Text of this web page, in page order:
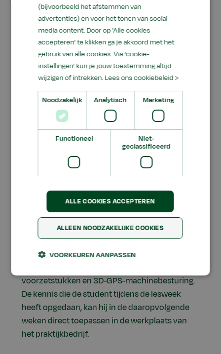
Lesweken
Tijdens de opleiding werkt de student ook bij
een praktijkbedrijf. Dit is meestal een dealer en
onderhoudsbedrijf van grondverzetmachines.
De student mag ook werkzaam zijn bij een
landbouwmechanisatiebedrijf die ook
grondverzetmachines en verreikers verkoopt.
Om de vijf weken, zo’n acht keer per jaar, komen
de studenten voor een lesweek naar Ede (Gld.).
Tijdens zo’n lesweek leren de studenten alles
over de techniek van onder meer shovels,
graafmachines en verreikers. Zo krijgen ze les
over (diesel)motoren, hydrauliek, elektronica,
maar ook over rupsonderstellen. Daarnaast
leren ze alle details over alternatieve
voorzetstukken en 3D-GPS-machinebesturing.
De kennis die de student tijdens de lesweek
heeft opgedaan, kan hij in de daaropvolgende
weken direct toepassen in de werkplaats van
het praktijkbedrijf.
(bijvoorbeeld het afstemmen van
advertenties) en voor het tonen van social
media content. Door op 'Alle cookies
accepteren' te klikken ga je akkoord met het
gebruik van alle cookies. Via ‘cookie-
instellingen’ kun je jouw toestemming altijd
wijzigen of intrekken. Lees ons cookiebeleid >
Noodzakelijk Analytisch Marketing
Functioneel
Niet-
geclassificeerd
ALLE COOKIES ACCEPTEREN
ALLEEN NOODZAKELIJKE COOKIES
VOORKEUREN AANPASSEN